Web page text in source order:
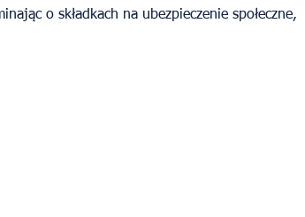
o składkach na ubezpieczenie społeczne,